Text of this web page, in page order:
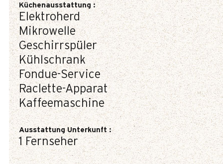
Küchenausstattung :
Elektroherd
Mikrowelle
Geschirrspüler
Kühlschrank
Fondue-Service
Raclette-Apparat
Kaffeemaschine
Ausstattung Unterkunft:
1 Fernseher